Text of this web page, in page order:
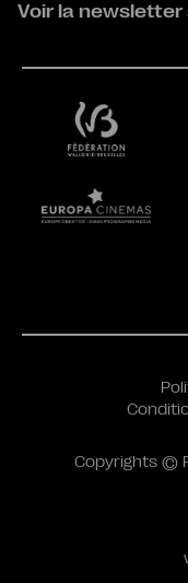
Voir la newsletter
Copyrights ©